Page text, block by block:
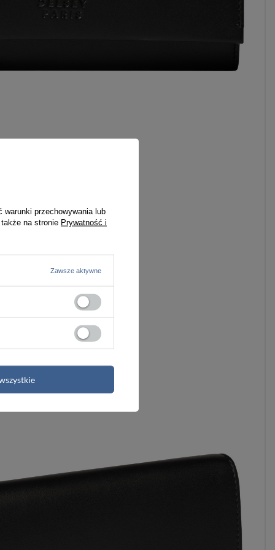
warunki przechowywania lub
na stronie Prywatność i
Zawsze aktywne